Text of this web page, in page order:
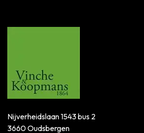
Nijverheidslaan 1543 bus 2
3660 Oudsbergen